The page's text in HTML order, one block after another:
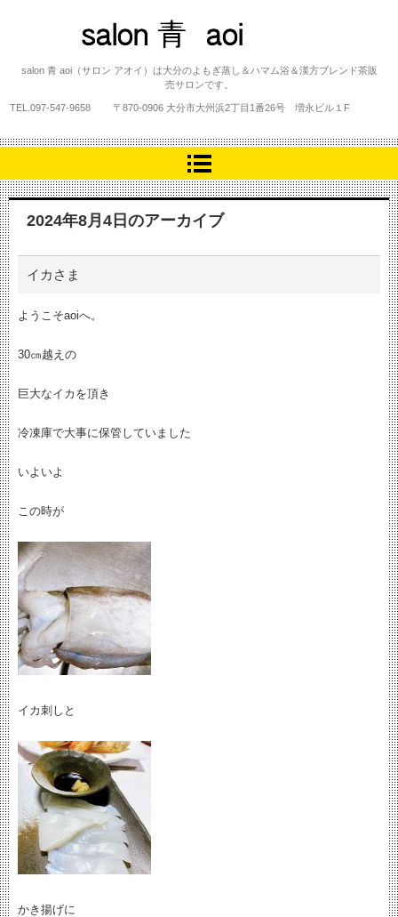
salon 青 aoi
salon 青 aoi（サロン アオイ）は大分のよもぎ蒸し＆ハマム浴＆漢方ブレンド茶販
売サロンです。
TEL. 097-547-9658 〒870-0906 大分市大州浜2丁目1番26号 増永ビル１F
2024年8月4日 のアーカイブ
イカさま
ようこそaoiへ。
30㎝越えの
巨大なイカを頂き
冷凍庫で大事に保管していました
いよいよ
この時が
イカ刺しと
かき揚げに